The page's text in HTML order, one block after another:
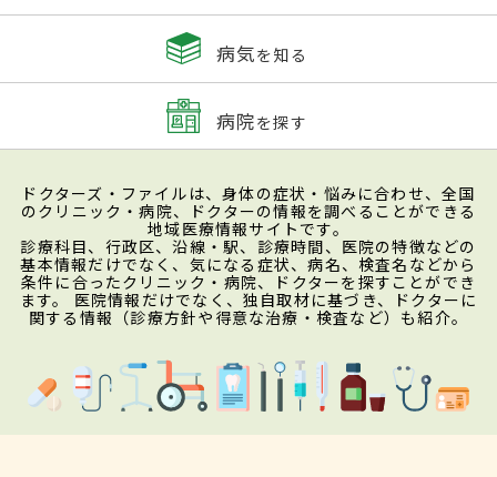
病気を知る
病院を探す
ドクターズ・ファイルは、身体の症状・悩みに合わせ、全国
のクリニック・病院、ドクターの情報を調べることができる
地域医療情報サイトです。
診療科目、行政区、沿線・駅、診療時間、医院の特徴などの
基本情報だけでなく、気になる症状、病名、検査名などから
条件に合ったクリニック・病院、ドクターを探すことができ
ます。 医院情報だけでなく、独自取材に基づき、ドクターに
関する情報（診療方針や得意な治療・検査など）も紹介。